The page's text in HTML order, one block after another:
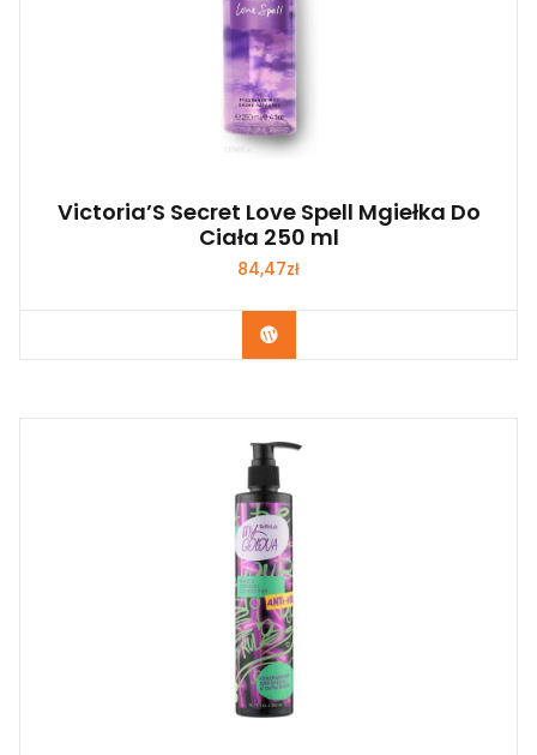
Victoria’S Secret Love Spell Mgiełka Do
Ciała 250 ml
84,47zł
Zobacz